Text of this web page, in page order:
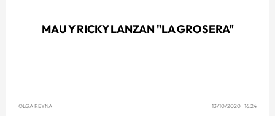
MAU Y RICKY LANZAN "LA GROSERA"
OLGA REYNA 13/10/2020 16:24